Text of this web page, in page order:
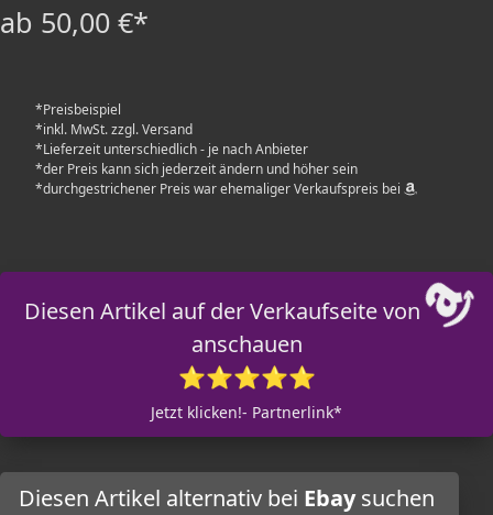
ab 50,00 €*
*Preisbeispiel
*inkl. MwSt. zzgl. Versand
*Lieferzeit unterschiedlich - je nach Anbieter
*der Preis kann sich jederzeit ändern und höher sein
*durchgestrichener Preis war ehemaliger Verkaufspreis bei
Diesen Artikel auf der Verkaufseite von
anschauen
⭐⭐⭐⭐⭐
Jetzt klicken!- Partnerlink*
Diesen Artikel alternativ bei Ebaysuchen